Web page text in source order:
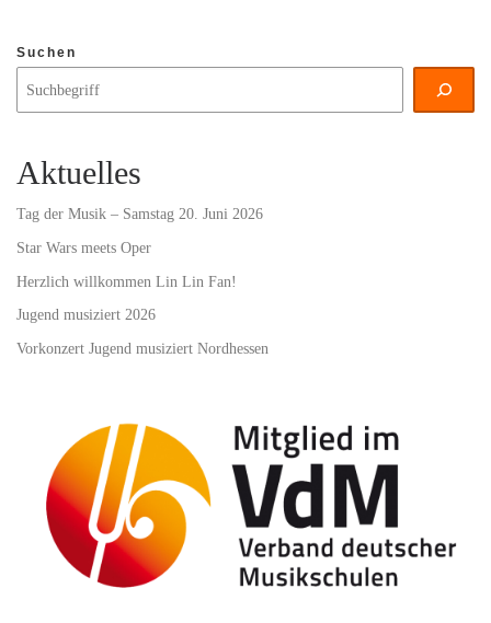
Suchen
Aktuelles
Tag der Musik – Samstag 20. Juni 2026
Star Wars meets Oper
Herzlich willkommen Lin Lin Fan!
Jugend musiziert 2026
Vorkonzert Jugend musiziert Nordhessen